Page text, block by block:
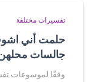
تفسيرات مختلفة
حلمت أني اشوف
جالسات
وفقًا لموسوعات